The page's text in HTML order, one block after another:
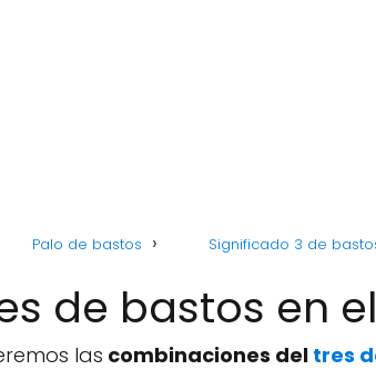
Palo de bastos Significado 3 de
de bastos en
las combinaciones del tres